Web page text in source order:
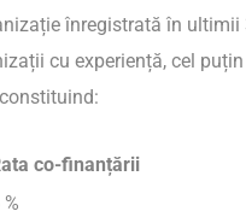
înregistrată în
cu experiență, cel
co-finanțării
%